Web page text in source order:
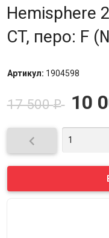
Hemisphere
CT, перо: F
Артикул: 1904598
17 500₽ 10
